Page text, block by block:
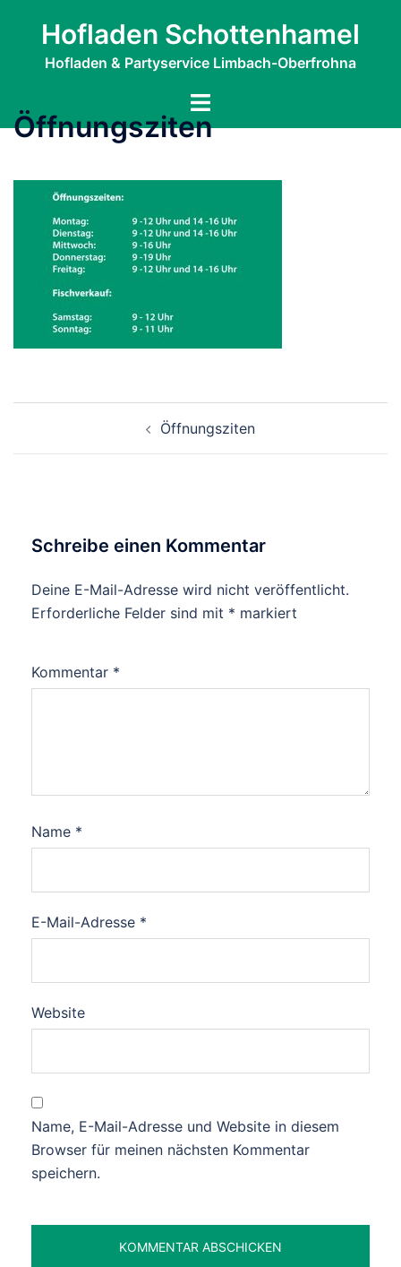
springen
Hofladen Schottenhamel
Hofladen & Partyservice Limbach-Oberfrohna
Menü
umschalten
Öffnungsziten
Beitragsnavigation
Öffnungsziten
Schreibe einen Kommentar
Deine E-Mail-Adresse wird nicht veröffentlicht.
Erforderliche Felder sind mit * markiert
Kommentar *
Name *
E-Mail-Adresse *
Website
Name, E-Mail-Adresse und Website in diesem
Browser für meinen nächsten Kommentar
speichern.